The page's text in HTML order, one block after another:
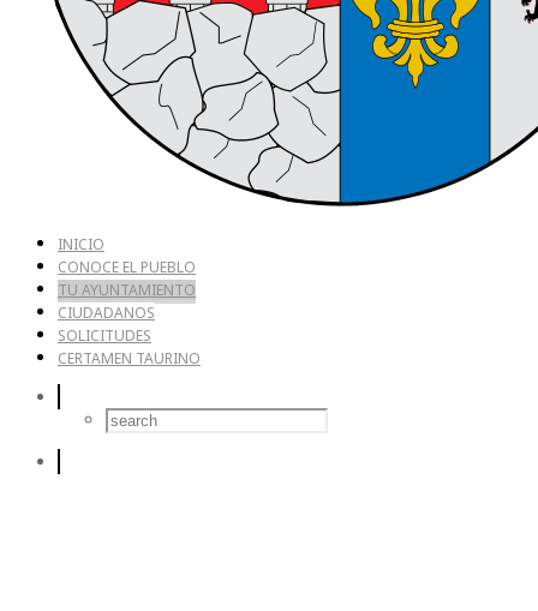
INICIO
CONOCE EL PUEBLO
TU AYUNTAMIENTO
CIUDADANOS
SOLICITUDES
CERTAMEN TAURINO